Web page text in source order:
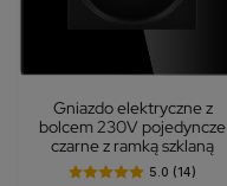
Gniazdo elektryczne z
bolcem 230V pojedyncze
czarne z ramką szklaną
5.0 (14)